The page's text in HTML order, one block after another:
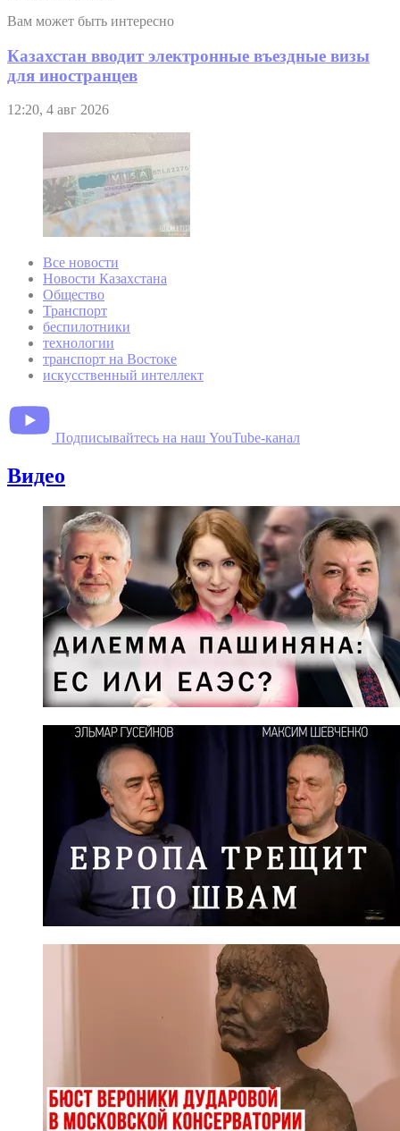
Вам может быть интересно
Казахстан вводит электронные въездные визы
для иностранцев
12:20, 4 авг 2026
Все новости
Новости Казахстана
Общество
Транспорт
беспилотники
технологии
транспорт на Востоке
искусственный интеллект
Подписывайтесь на наш YouTube-канал
Видео